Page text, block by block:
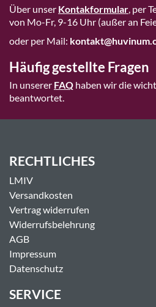
Über unser Kontakformular, per
von Mo-Fr, 9-16 Uhr (außer an
oder per Mail:
Häufig gestellte Fragen
In unserer FAQ haben wir die
beantwortet.
RECHTLICHES
LMIV
Versandkosten
Vertrag widerrufen
Widerrufsbelehrung
AGB
Impressum
Datenschutz
SERVICE